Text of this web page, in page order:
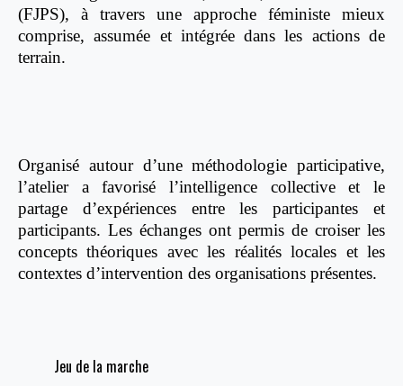
(FJPS), à travers une approche féministe mieux
comprise, assumée et intégrée dans les actions de
terrain.
Organisé autour d’une méthodologie participative,
l’atelier a favorisé l’intelligence collective et le
partage d’expériences entre les participantes et
participants. Les échanges ont permis de croiser les
concepts théoriques avec les réalités locales et les
contextes d’intervention des organisations présentes.
Jeu de la marche